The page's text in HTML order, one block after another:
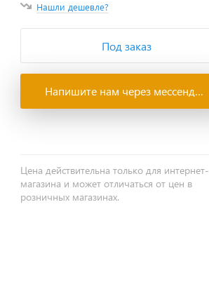
Нашли дешевле?
Под заказ
Напишите нам через мессенджеры
Цена действительна только для интернет-
магазина и может отличаться от цен в
розничных магазинах.